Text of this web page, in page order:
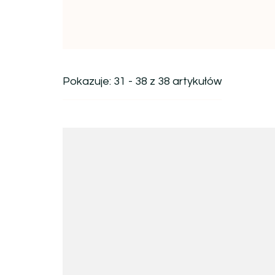
Pokazuje: 31 - 38 z 38 artykułów